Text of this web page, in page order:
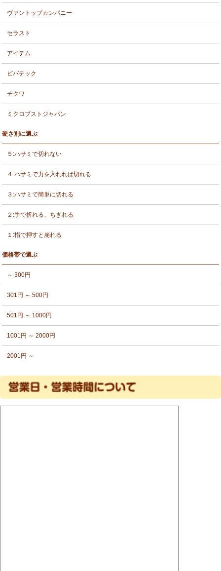
ヴァントップカンパニー
セラスト
アイテム
ビバテック
チクワ
ミクロブストジャパン
硬さ別に選ぶ
５:ハサミで切れない
４:ハサミで力を入れれば切れる
３:ハサミで簡単に切れる
２:手で折れる、ちぎれる
１:指で押すと崩れる
価格帯で選ぶ
～ 300円
301円 ～ 500円
501円 ～ 1000円
1001円 ～ 2000円
2001円 ～